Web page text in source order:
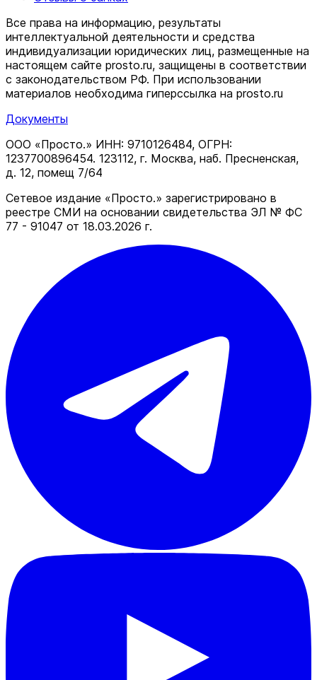
Все права на информацию, результаты
интеллектуальной деятельности и средства
индивидуализации юридических лиц, размещенные на
настоящем сайте prosto.ru, защищены в соответствии
c законодательством РФ. При использовании
материалов необходима гиперссылка на prosto.ru
Документы
ООО «Просто.» ИНН: 9710126484, ОГРН:
1237700896454. 123112, г. Москва, наб. Пресненская,
д. 12, помещ 7/64
Сетевое издание «Просто.» зарегистрировано в
реестре СМИ на основании свидетельства ЭЛ № ФС
77 - 91047 от 18.03.2026 г.